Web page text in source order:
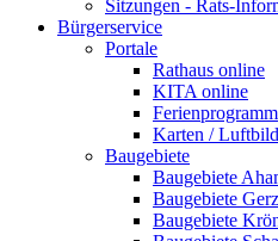
Sitzungen - Rats-
Bürgerservice
Portale
Rathaus online
KITA online
Ferienprogramm
Karten /
Baugebiete
Baugebiete
Baugebiete
Baugebiete